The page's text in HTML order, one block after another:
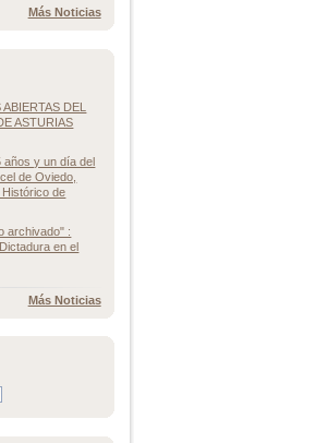
Más Noticias
DEL
ASTURIAS
años y un día del
de Oviedo,
de
archivado" :
en el
Más Noticias